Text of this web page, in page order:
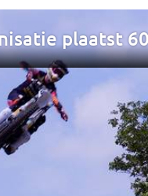
plaatst